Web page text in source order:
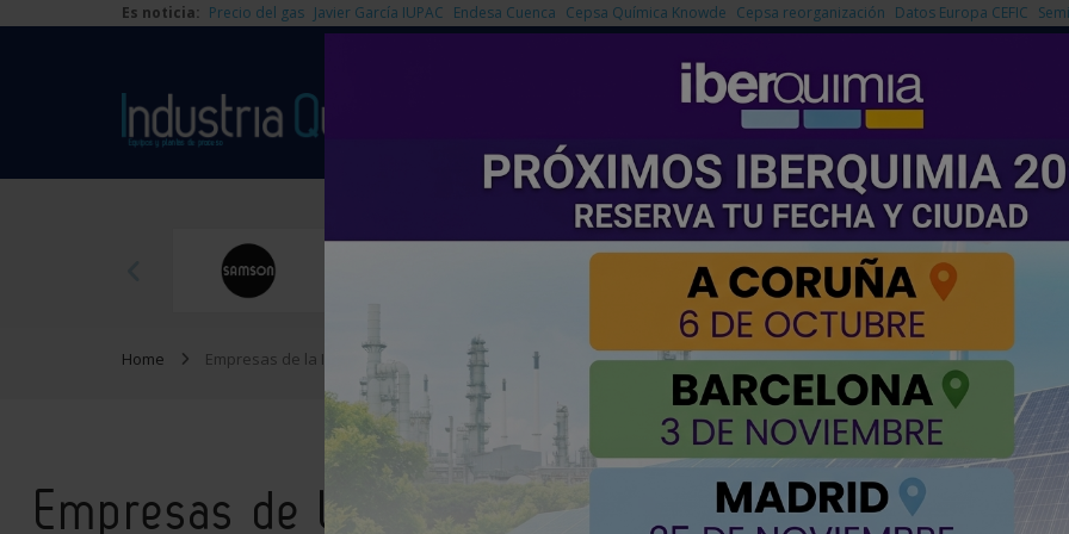
Es noticia: Precio del gas Javier García IUPAC Endesa Cuenca Cepsa Química Knowde Cepsa reorganización Datos Europa CEFIC
NOTICIAS PRODUCTOS
EMPRESAS PREMIUM
Home Empresas de la Industria Química
Empresas de la Industria Química